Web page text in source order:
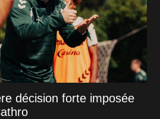
décision forte imposée